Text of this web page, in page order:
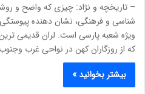
– تاریخچه و نژاد: چیزی که واضح و
شناسی و فرهنگی، نشان دهنده پیوستگی
ویژه شعبه پارسی است. لران قدیمی ترین
که از روزگاران کهن در نواحی غرب
بیشتر بخوانید »